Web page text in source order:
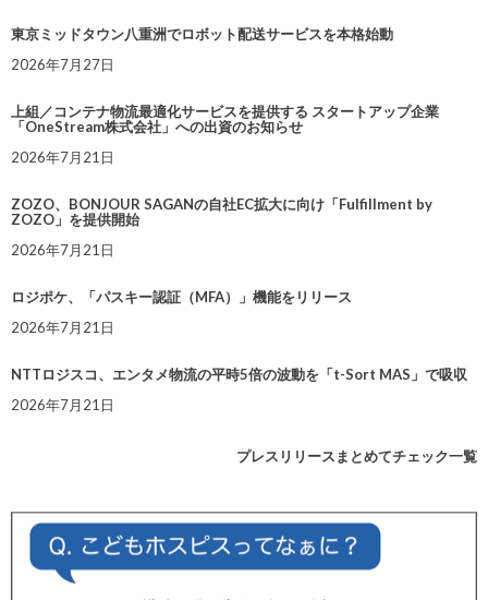
東京ミッドタウン八重洲でロボット配送サービスを本格始動
2026年7月27日
上組／コンテナ物流最適化サービスを提供する スタートアップ企業
「OneStream株式会社」への出資のお知らせ
2026年7月21日
ZOZO、BONJOUR SAGANの自社EC拡大に向け「Fulfillment by
ZOZO」を提供開始
2026年7月21日
ロジポケ、「パスキー認証（MFA）」機能をリリース
2026年7月21日
NTTロジスコ、エンタメ物流の平時5倍の波動を「t-Sort MAS」で吸収
2026年7月21日
プレスリリースまとめてチェック一覧